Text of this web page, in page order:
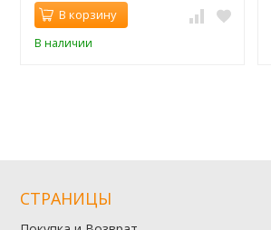
В корзину
В наличии
СТРАНИЦЫ